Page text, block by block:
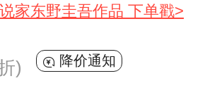
家东野圭吾作品 下单戳>
) 降价通知